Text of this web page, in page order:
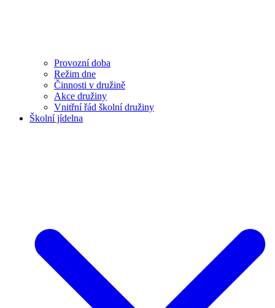
Provozní doba
Režim dne
Činnosti v družině
Akce družiny
Vnitřní řád školní družiny
Školní jídelna